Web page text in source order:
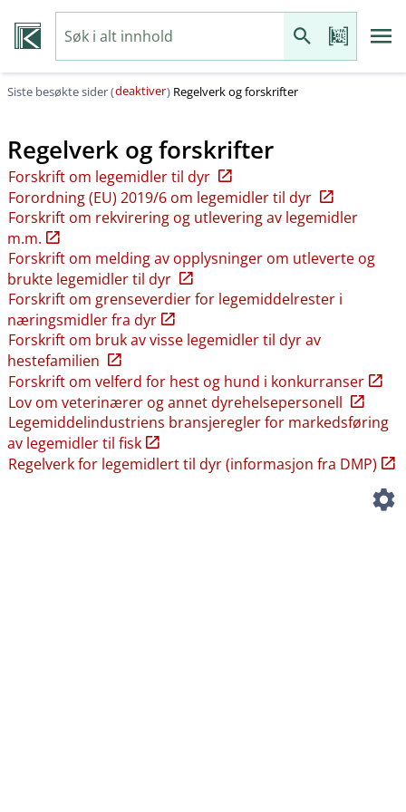
Siste besøkte sider (deaktiver) Regelverk og forskrifter
Regelverk og forskrifter
Forskrift om legemidler til dyr
Forordning (EU) 2019/6 om legemidler til dyr
Forskrift om rekvirering og utlevering av legemidler
m.m.
Forskrift om melding av opplysninger om utleverte og
brukte legemidler til dyr
Forskrift om grenseverdier for legemiddelrester i
næringsmidler fra dyr
Forskrift om bruk av visse legemidler til dyr av
hestefamilien
Forskrift om velferd for hest og hund i konkurranser
Lov om veterinærer og annet dyrehelsepersonell
Legemiddelindustriens bransjeregler for markedsføring
av legemidler til fisk
Regelverk for legemidlert til dyr (informasjon fra DMP)